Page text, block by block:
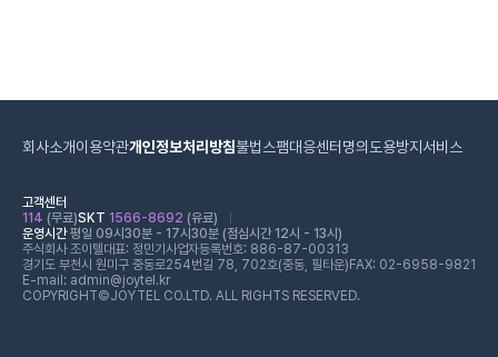
회사소개이용약관개인정보처리방침불법스팸대응센터 명의도용방지서비스
고객센터
114 (무료)SKT 1566-8692 (유료)
운영시간평일 09시30분 - 17시30분 (점심시간 12시 - 13시)
주식회사 조이텔대표: 정민기 사업자등록번호: 886-87-00313
경기도 부천시 원미구 중동로254번길 78, 702호(중동, 필타운) FAX: 02-6958-9821
E-mail: admin@joytel.kr
COPYRIGHT©JOYTEL CO.LTD. ALL RIGHTS RESERVED.